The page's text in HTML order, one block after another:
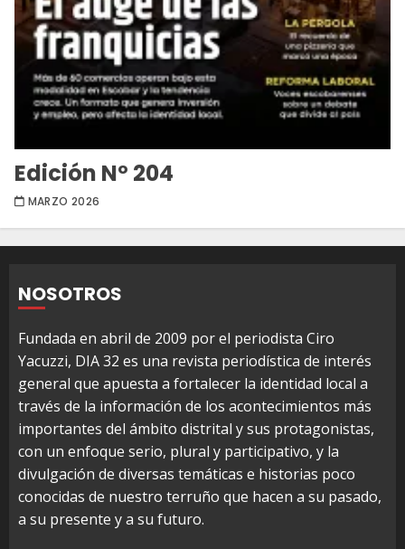
Edición Nº 204
MARZO 2026
NOSOTROS
Fundada en abril de 2009 por el periodista Ciro
Yacuzzi, DIA 32 es una revista periodística de interés
general que apuesta a fortalecer la identidad local a
través de la información de los acontecimientos más
importantes del ámbito distrital y sus protagonistas,
con un enfoque serio, plural y participativo, y la
divulgación de diversas temáticas e historias poco
conocidas de nuestro terruño que hacen a su pasado,
a su presente y a su futuro.